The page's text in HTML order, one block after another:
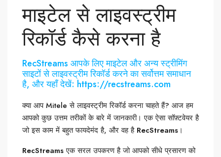
माइटेल से लाइवस्ट्रीम
रिकॉर्ड कैसे करना है
RecStreams आपके लिए माइटेल और अन्य स्ट्रीमिंग
साइटों से लाइवस्ट्रीम रिकॉर्ड करने का सर्वोत्तम समाधान
है, और यहाँ देखें: https://recstreams.com
क्या आप Mitele से लाइवस्ट्रीम रिकॉर्ड करना चाहते हैं? आज हम
आपको कुछ उत्तम तरीकों के बारे में जानकारी। एक ऐसा सॉफ़्टवेयर है
जो इस काम में बहुत फायदेमंद है, और वह है RecStreams ।
RecStreamsएक सरल उपकरण है जो आपको सीधे प्रसारण को